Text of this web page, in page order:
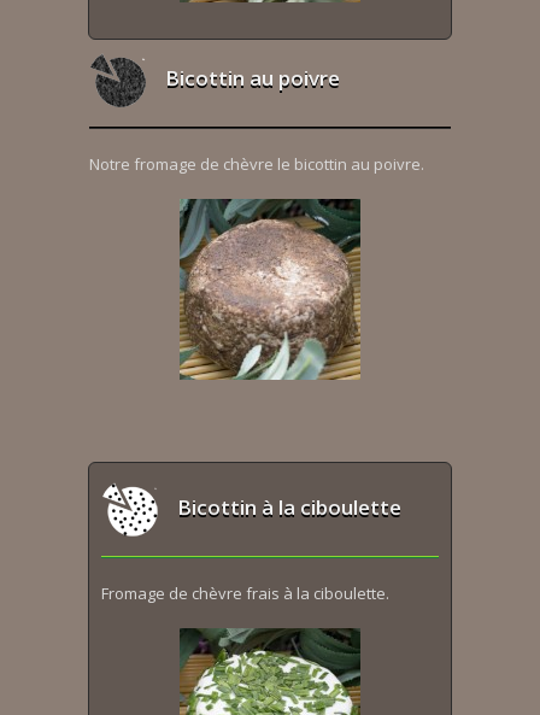
Bicottin au poivre
Notre fromage de chèvre le bicottin au poivre.
Bicottin à la ciboulette
Fromage de chèvre frais à la ciboulette.